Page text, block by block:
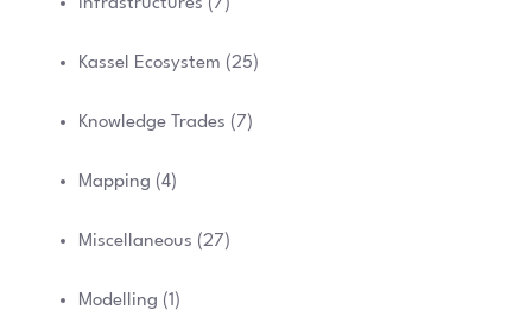
Kassel Ecosystem (25)
Knowledge Trades (7)
Mapping (4)
Miscellaneous (27)
Modelling (1)